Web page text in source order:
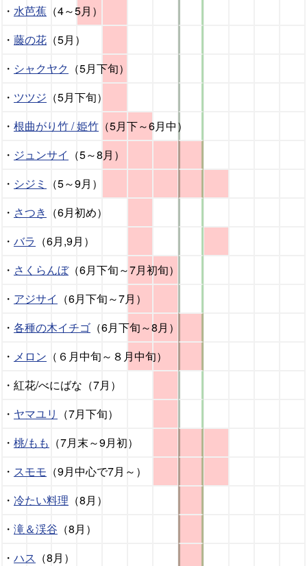
・ 水芭蕉 （4～5月）
・ 藤の花 （5月）
・ シャクヤク （5月下旬）
・ ツツジ （5月下旬）
・ 根曲がり竹 / 姫竹 （5月下～6月中）
・ ジュンサイ （5～8月）
・ シジミ
（5～9月）
・ さつき （6月初め）
・ バラ （6月,9月）
・ さくらんぼ（6月下旬～7月初旬）
・ アジサイ （6月下旬～7月）
・ 各種の木イチゴ （6月下旬～8月）
・ メロン （６月中旬～８月中旬）
・紅花/べにばな（7月）
・ ヤマユリ
（7月下旬）
・ 桃/もも （7月末～9月初）
・ スモモ （9月中心で7月～）
・ 冷たい料理 （8月）
・ 滝＆渓谷 （8月）
・ ハス （8月）